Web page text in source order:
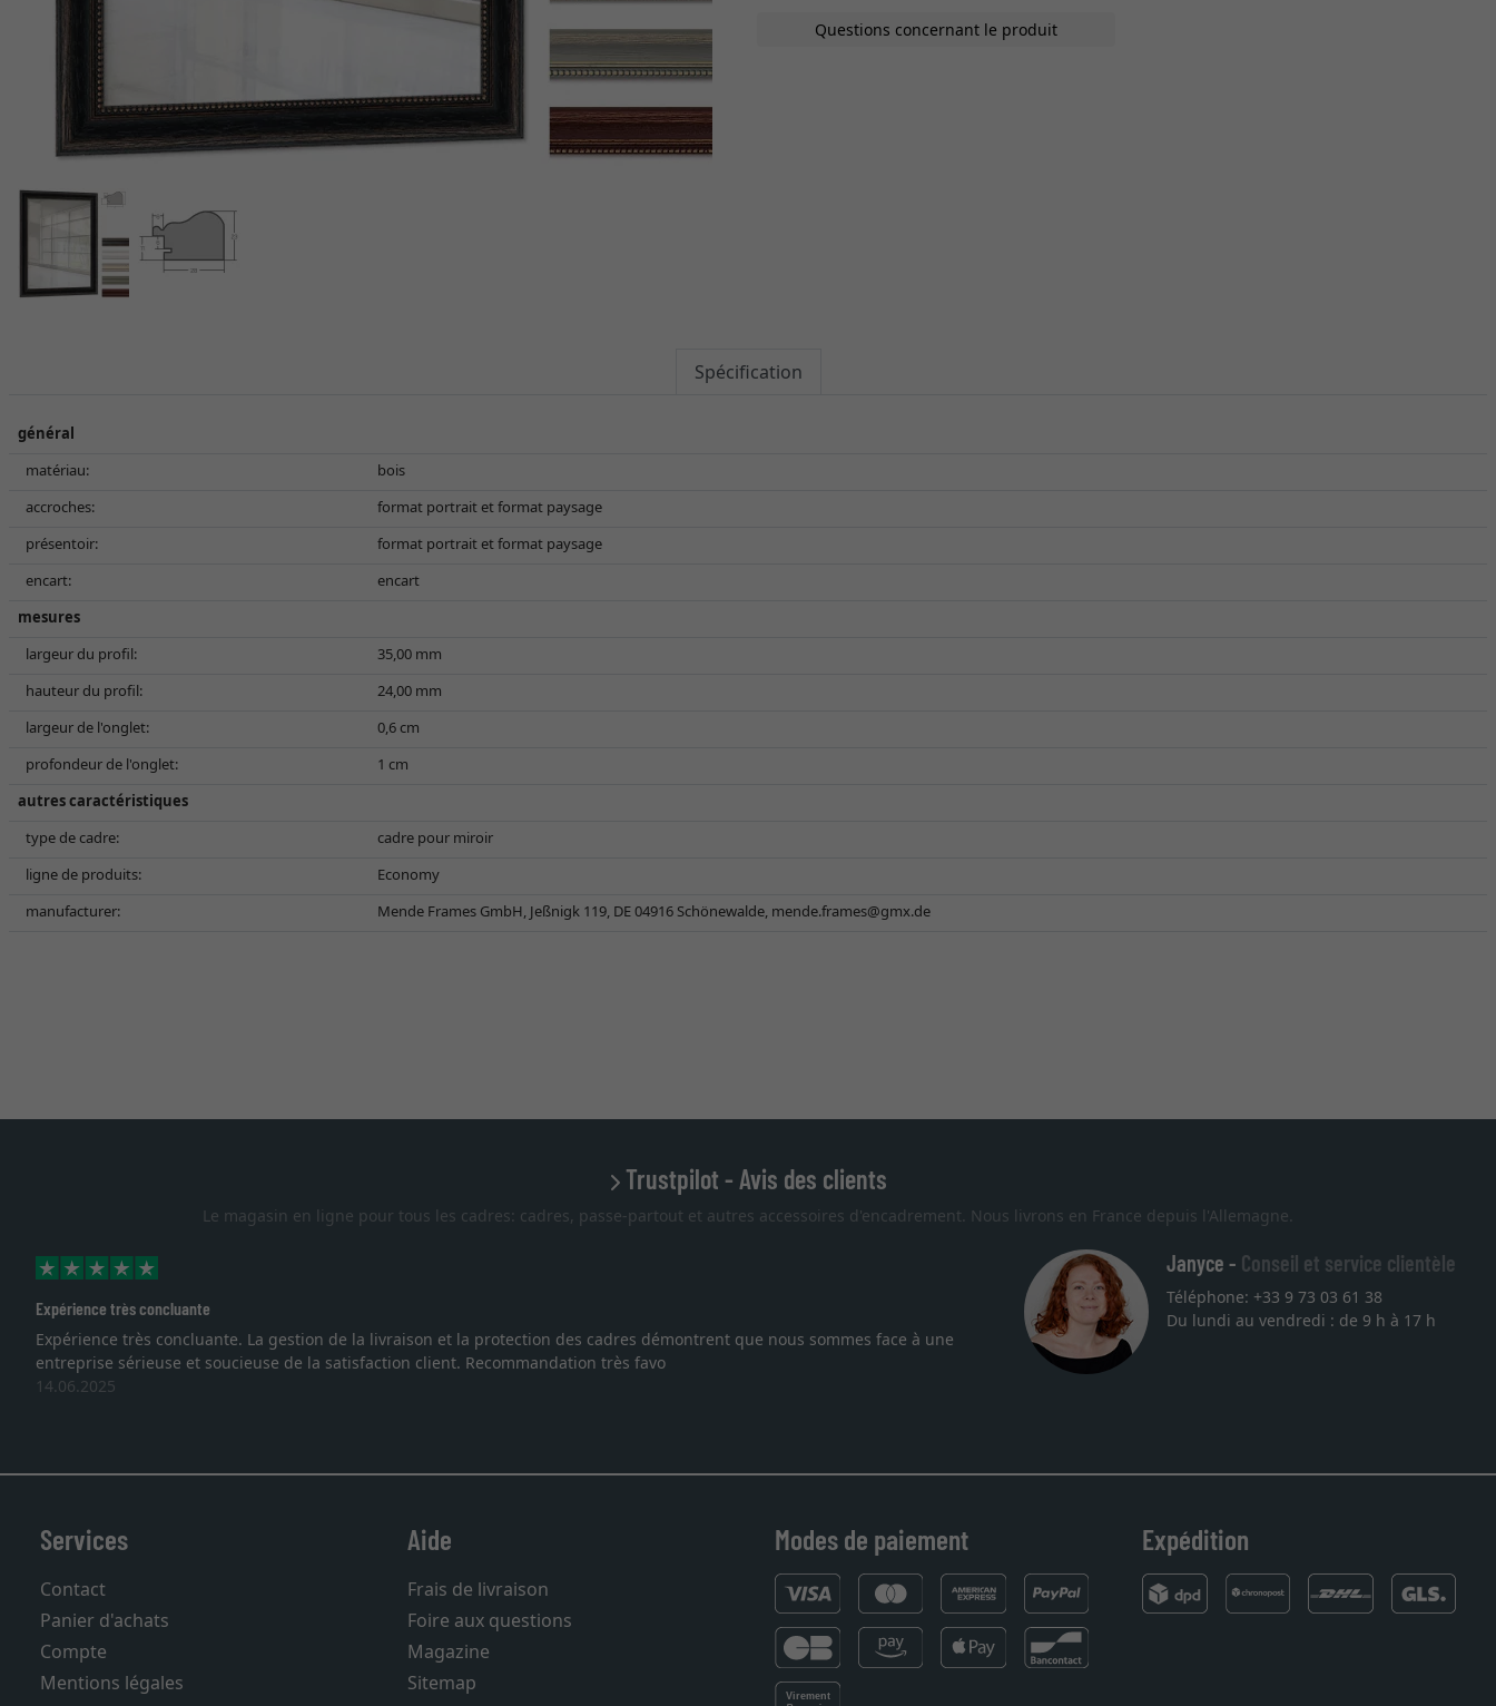
Questions concernant le produit
Spécification
général
matériau:
bois
accroches:
format portrait et format paysage
présentoir:
format portrait et format paysage
encart:
encart
mesures
largeur du profil:
35,00 mm
hauteur du profil:
24,00 mm
largeur de l'onglet:
0,6 cm
profondeur de l'onglet:
1 cm
autres caractéristiques
type de cadre:
cadre pour miroir
ligne de produits:
Economy
manufacturer:
Mende Frames GmbH, Jeßnigk 119, DE 04916 Schönewalde, mende.frames@gmx.de
Trustpilot - Avis des clients
Le magasin en ligne pour tous les cadres: cadres, passe-partout et autres accessoires d'encadrement. Nous livrons en France depuis l'Allemagne.
Expérience très concluante
Expérience très concluante. La gestion de la livraison et la protection des cadres démontrent que nous sommes face à une
entreprise sérieuse et soucieuse de la satisfaction client. Recommandation très favo
14.06.2025
Janyce - Conseil et service clientèle
Téléphone: +33 9 73 03 61 38
Du lundi au vendredi : de 9 h à 17 h
Services
Contact
Panier d'achats
Compte
Mentions légales
Aide
Frais de livraison
Foire aux questions
Magazine
Sitemap
Modes de paiement Expédition